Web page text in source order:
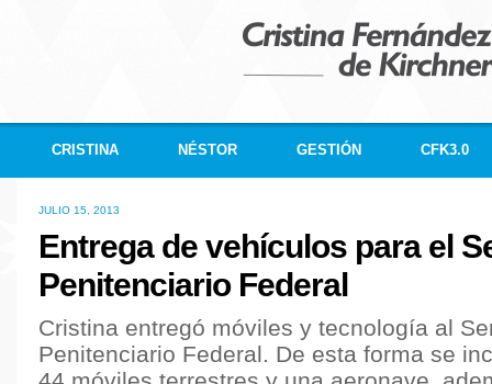
CRISTINA NÉSTOR GESTIÓN CFK3.0
JULIO 15, 2013
Entrega de vehículos para el
Penitenciario Federal
Cristina entregó móviles y tecnología al
Penitenciario Federal. De esta forma se